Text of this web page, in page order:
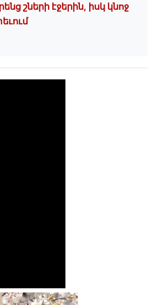
շների էջերին, իսկ կնոջ